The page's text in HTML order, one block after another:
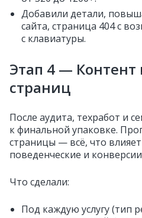
Добавили детали,
сайта, страница 404 с
с клавиатуры.
Этап 4 — Контент
страниц
После аудита, техработ и
к финальной упаковке.
страницы — всё, что
поведенческие и
Что сделали:
Под каждую услугу (тип